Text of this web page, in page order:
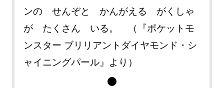
ンの せんぞと かんがえる がくしゃ
が たくさん いる。 （『ポケットモ
ンスター ブリリアントダイヤモンド・シ
ャイニングパール』より）